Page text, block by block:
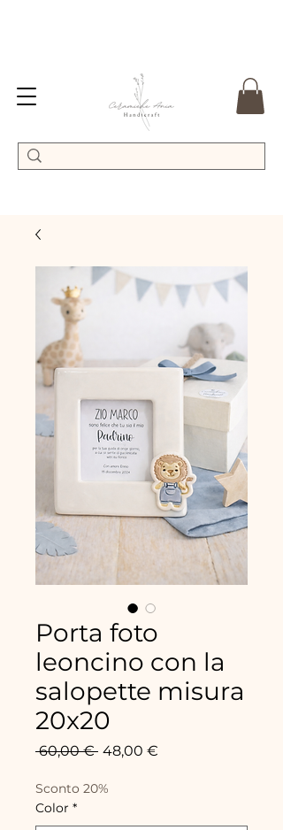
Porta foto
leoncino con la
salopette misura
20x20
60,00 € Precio
48,00 €
Sconto 20%
Color *